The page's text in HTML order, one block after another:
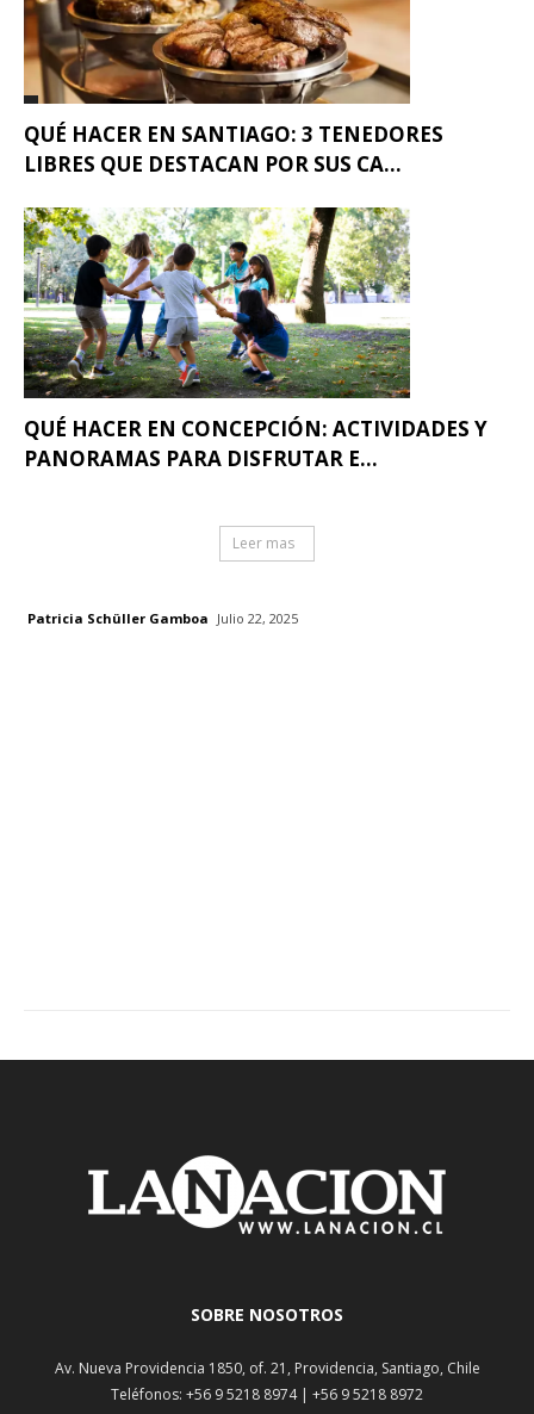
QUÉ HACER EN SANTIAGO: 3 TENEDORES
LIBRES QUE DESTACAN POR SUS CA...
QUÉ HACER EN CONCEPCIÓN: ACTIVIDADES Y
PANORAMAS PARA DISFRUTAR E...
Leer mas
Patricia Schüller Gamboa Julio 22, 2025
SOBRE NOSOTROS
Av. Nueva Providencia 1850, of. 21, Providencia, Santiago, Chile
Teléfonos: +56 9 5218 8974 | +56 9 5218 8972